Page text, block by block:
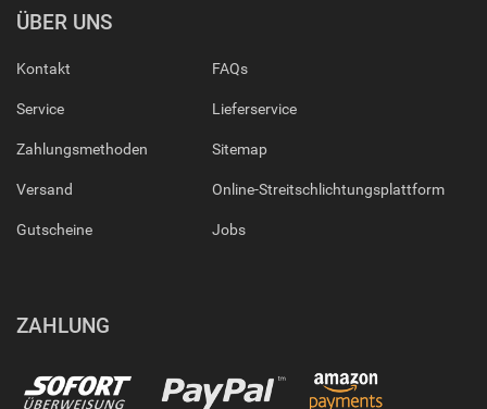
ÜBER UNS
Kontakt
Service
Zahlungsmethoden
Versand
Gutscheine
FAQs
Lieferservice
Sitemap
Online-Streitschlichtungsplattform
Jobs
ZAHLUNG